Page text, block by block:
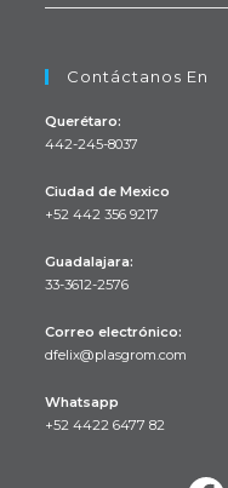
Contáctanos En
Querétaro:
442-245-8037
Ciudad de Mexico
+52 442 356 9217
abre
tu
aplicación
Guadalajara:
33-3612-2576
abre
tu
aplicación
Correo electrónico:
dfelix@plasgrom.com
Whatsapp
+52 4422 6477 82